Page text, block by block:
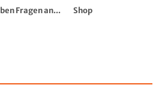
Fragen an...
Shop